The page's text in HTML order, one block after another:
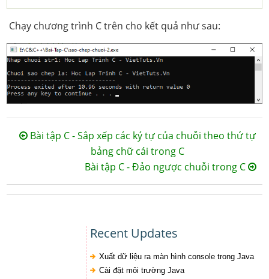
Chạy chương trình C trên cho kết quả như sau:
Bài tập C - Sắp xếp các ký tự của chuỗi theo thứ tự
bảng chữ cái trong C
Bài tập C - Đảo ngược chuỗi trong C
Recent Updates
Xuất dữ liệu ra màn hình console trong Java
Cài đặt môi trường Java